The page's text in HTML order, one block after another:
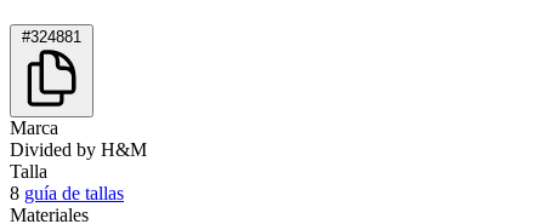
#324881
Marca
Divided by H&M
Talla
8 guía de tallas
Materiales